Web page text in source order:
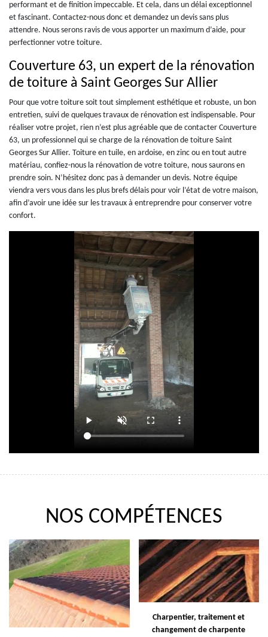
performant et de finition impeccable. Et cela, dans un délai exceptionnel
et fascinant. Contactez-nous donc et demandez un devis sans plus
attendre. Nous serons ravis de vous apporter un maximum d’aide, pour
perfectionner votre toiture.
Couverture 63, un expert de la rénovation
de toiture à Saint Georges Sur Allier
Pour que votre toiture soit tout simplement esthétique et robuste, un bon
entretien, suivi de quelques travaux de rénovation est indispensable. Pour
réaliser votre projet, rien n’est plus agréable que de contacter Couverture
63, un professionnel qui se charge de la rénovation de toiture Saint
Georges Sur Allier. Toiture en tuile, en ardoise, en zinc ou en tout autre
matériau, confiez-nous la rénovation de votre toiture, nous saurons en
prendre soin. N’hésitez donc pas à demander un devis. Notre équipe
viendra vers vous dans les plus brefs délais pour voir l’état de votre maison,
afin d’avoir une idée sur les travaux à entreprendre pour conserver votre
confort.
NOS COMPÉTENCES
Charpentier, traitement et
changement de charpente